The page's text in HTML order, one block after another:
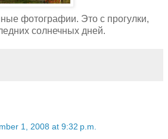
фотографии. Это с прогулки,
солнечных дней.
1, 2008 at 9:32 p.m.